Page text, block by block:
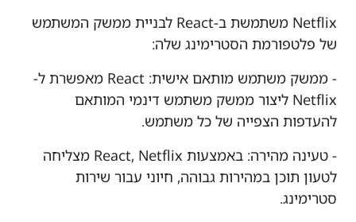
Netflix משתמשת ב-React לבניית ממשק המשתמש
של פלטפורמת הסטרימינג שלה:
- ממשק משתמש מותאם אישית: React מאפשרת ל-
Netflix ליצור ממשק משתמש דינמי המותאם
להעדפות הצפייה של כל משתמש.
- טעינה מהירה: באמצעות React, Netflix מצליחה
לטעון תוכן במהירות גבוהה, חיוני עבור שירות
סטרימינג.